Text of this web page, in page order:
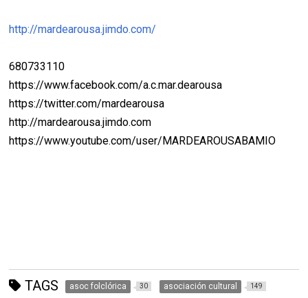
http://mardearousa.jimdo.com/
680733110
https://www.facebook.com/a.c.mar.dearousa
https://twitter.com/mardearousa
http://mardearousa.jimdo.com
https://www.youtube.com/user/MARDEAROUSABAMIO
TAGS asoc folclórica 30 asociación cultural 149